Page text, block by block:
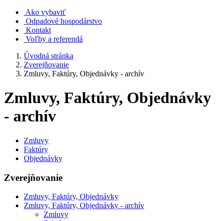
Ako vybaviť
Odpadové hospodárstvo
Kontakt
Voľby a referendá
Úvodná stránka
Zverejňovanie
Zmluvy, Faktúry, Objednávky - archív
Zmluvy, Faktúry, Objednávky
- archív
Zmluvy
Faktúry
Objednávky
Zverejňovanie
Zmluvy, Faktúry, Objednávky
Zmluvy, Faktúry, Objednávky - archív
Zmluvy